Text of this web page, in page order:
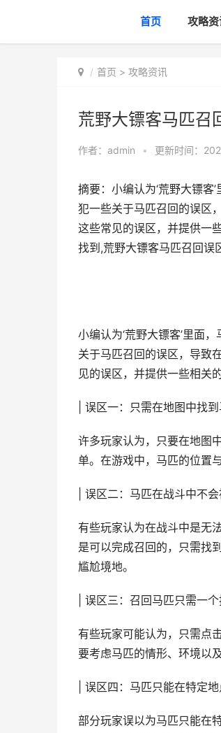
首页 攻略
首页 > 攻略资讯
荒野大镖客马匹召
作者： admin • 更新时间：
摘要：小编认为‘荒野大镖
犯一些关于马匹召回的误区
这些常见的误区，并提供一
找到,荒野大镖客马匹召回误
小编认为‘荒野大镖客’里面
关于马匹召回的误区，导致
见的误区，并提供一些相关
| 误区一：只需在地图中找
许多玩家认为，只要在地图
单。在游戏中，马匹的位置
| 误区二：马匹在战斗中不
有些玩家认为在战斗中是无
是可以完成召回的，只需找
尴尬境地。
| 误区三：召回马匹只需一
有些玩家可能认为，只需点
要考虑马匹的情形、环境以
| 误区四：马匹只能在特定
部分玩家误以为马匹只能在